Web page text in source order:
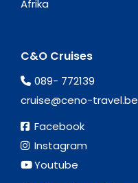
Afrika
C&O Cruises
089- 772139
cruise@ceno-travel.be
Facebook
Instagram
Youtube